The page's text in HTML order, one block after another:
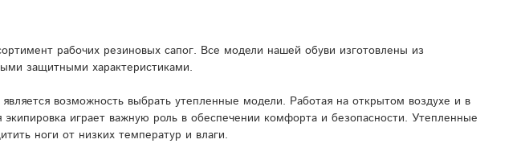
рабочих резиновых сапог. Все модели нашей обуви изготовлены из
защитными характеристиками.
возможность выбрать утепленные модели. Работая на открытом воздухе и в
экипировка играет важную роль в обеспечении комфорта и безопасности. Утепленные
ноги от низких температур и влаги.